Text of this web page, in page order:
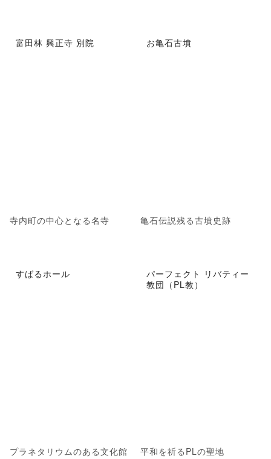
富田林 興正寺 別院
寺内町の中心となる名寺
お亀石古墳
亀石伝説残る古墳史跡
すばるホール
プラネタリウムのある文化館
パーフェクト リバティー
教団（PL教）
平和を祈るPLの聖地